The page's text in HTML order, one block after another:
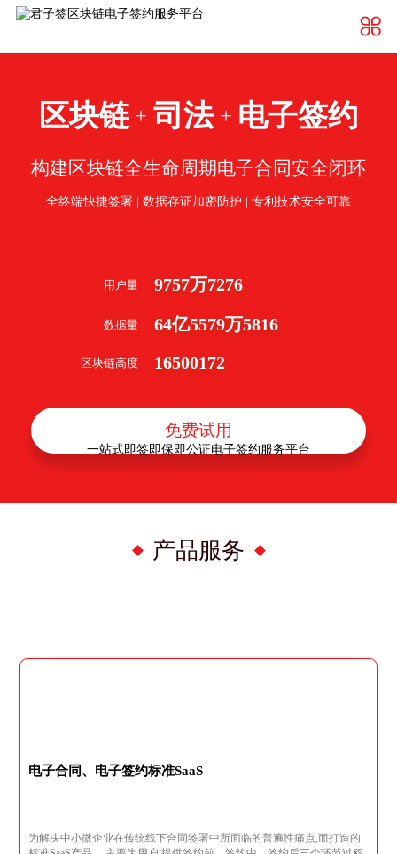
区块链 + 司法 + 电子签约
构建区块链全生命周期电子合同安全闭环
全终端快捷签署 | 数据存证加密防护 | 专利技术安全可靠
用户量 9757万7276
数据量 64亿5579万5816
区块链高度 16500172
免费试用
产品服务
一站式即签即保即公证电子签约服务平台
电子合同、电子签约标准SaaS
为解决中小微企业在传统线下合同签署中所面临的普遍性痛点,而打造的